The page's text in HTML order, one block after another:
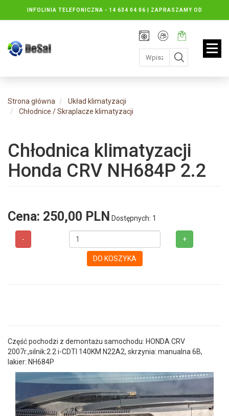
INFOLINIA TELEFONICZNA - 14 634 04 06 | ZAPRASZAMY OD
PONIEDZIAŁKU DO PIĄTKU : 8.30 DO 16.30, SOBOTY: 8.30 DO 13.00
Rejestracja
Moje
konto
Twój
koszyk:
jest
pusty
Strona główna
Układ klimatyzacji
Chłodnice / Skraplacze klimatyzacji
Chłodnica klimatyzacji
Honda CRV NH684P 2.2
Cena: 250,00 PLN Dostępnych: 1
- +
DO KOSZYKA
Część pochodzi z demontażu samochodu: HONDA CRV
2007r.,silnik:2.2 i-CDTI 140KM N22A2, skrzynia: manualna 6B,
lakier: NH684P